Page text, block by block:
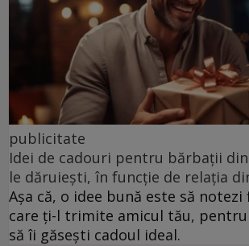
publicitate
Idei de cadouri pentru bărbații
le dăruiești, în funcție de relația
Așa că, o idee bună este să
care ți-l trimite amicul tău,
să îi găsești cadoul ideal.